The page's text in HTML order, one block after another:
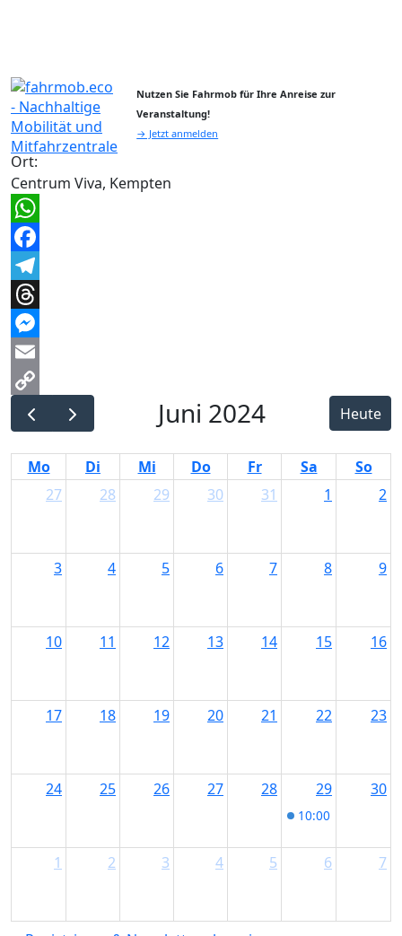
Nutzen Sie Fahrmob für Ihre Anreise zur
Veranstaltung!
→ Jetzt anmelden
Ort:
Centrum Viva, Kempten
WhatsApp
Facebook
Telegram
Threads
Messenger
Email
Copy
Link
Juni 2024 Heute
Mo Di Mi Do Fr Sa
So
27
28 29 30 31 1 2
3 4 5 6 7 8 9
10 11 12 13 14 15 16
17 18 19 20 21 22 23
24 25 26 27 28 29
10:00
30
1 2 3 4 5 6 7